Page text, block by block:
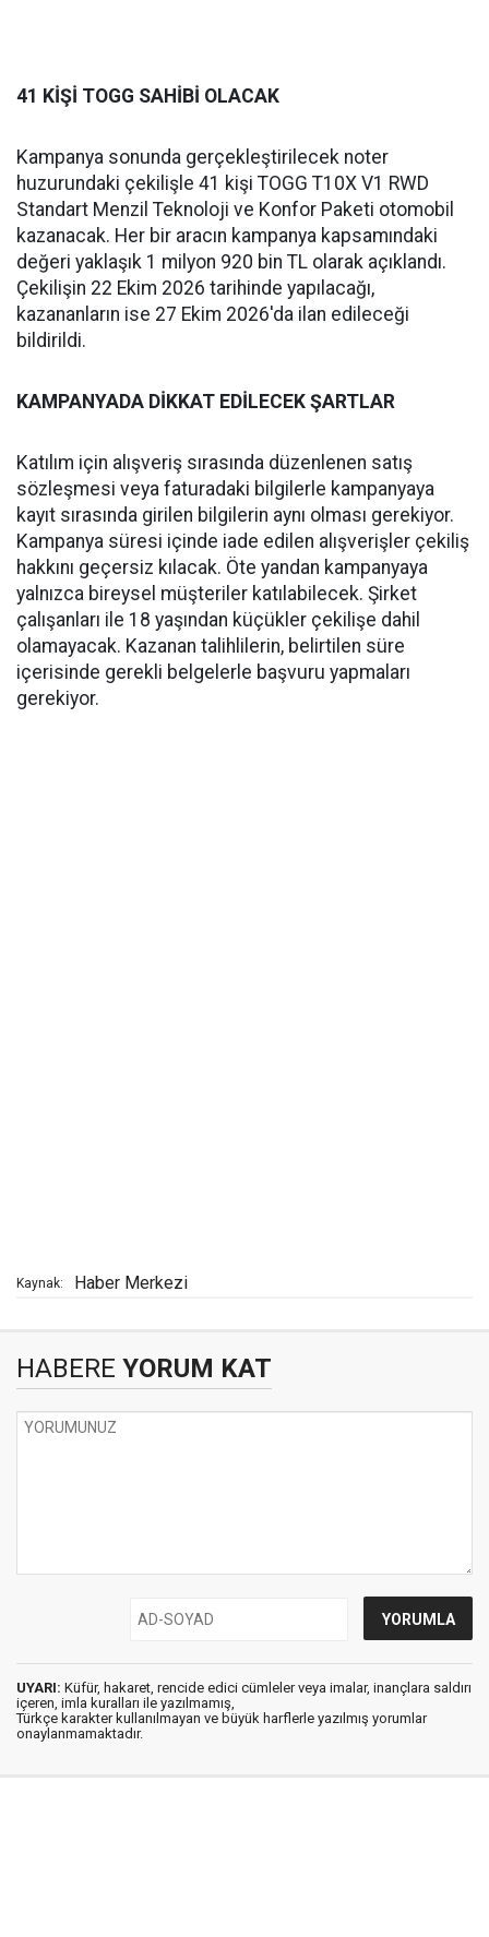
41 KİŞİ TOGG SAHİBİ OLACAK
Kampanya sonunda gerçekleştirilecek noter
huzurundaki çekilişle 41 kişi TOGG T10X V1 RWD
Standart Menzil Teknoloji ve Konfor Paketi otomobil
kazanacak. Her bir aracın kampanya kapsamındaki
değeri yaklaşık 1 milyon 920 bin TL olarak açıklandı.
Çekilişin 22 Ekim 2026 tarihinde yapılacağı,
kazananların ise 27 Ekim 2026'da ilan edileceği
bildirildi.
KAMPANYADA DİKKAT EDİLECEK ŞARTLAR
Katılım için alışveriş sırasında düzenlenen satış
sözleşmesi veya faturadaki bilgilerle kampanyaya
kayıt sırasında girilen bilgilerin aynı olması gerekiyor.
Kampanya süresi içinde iade edilen alışverişler çekiliş
hakkını geçersiz kılacak. Öte yandan kampanyaya
yalnızca bireysel müşteriler katılabilecek. Şirket
çalışanları ile 18 yaşından küçükler çekilişe dahil
olamayacak. Kazanan talihlilerin, belirtilen süre
içerisinde gerekli belgelerle başvuru yapmaları
gerekiyor.
Kaynak: Haber Merkezi
HABERE YORUM KAT
UYARI: Küfür, hakaret, rencide edici cümleler veya imalar, inançlara saldırı
içeren, imla kuralları ile yazılmamış,
Türkçe karakter kullanılmayan ve büyük harflerle yazılmış yorumlar
onaylanmamaktadır.